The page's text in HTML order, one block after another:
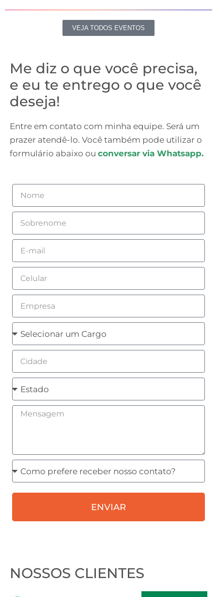
VEJA TODOS EVENTOS
Me diz o que você precisa,
e eu te entrego o que você
deseja!
Entre em contato com minha equipe. Será um
prazer atendê-lo. Você também pode utilizar o
formulário abaixo ou conversar via Whatsapp.
Nome
Sobrenome
Email
Celular
Empresa
Cargo
Cidade
Estado
Mensagem
Como
prefere
receber
contato?
ENVIAR
NOSSOS CLIENTES